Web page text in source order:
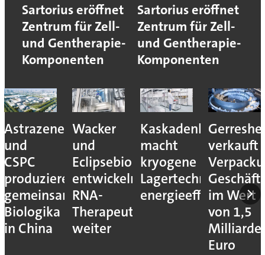
Sartorius eröffnet
Zentrum für Zell-
und Gentherapie-
Komponenten
Sartorius eröffnet
Zentrum für Zell-
und Gentherapie-
Komponenten
Astrazeneca
und
CSPC
produzieren
gemeinsam
Biologika
in China
Wacker
und
Eclipsebio
entwickeln
RNA-
Therapeutika
weiter
Kaskadenkonzept
macht
kryogene
Lagertechnik
energieeffizienter
verkauft
im Wert
von 1,5
Euro